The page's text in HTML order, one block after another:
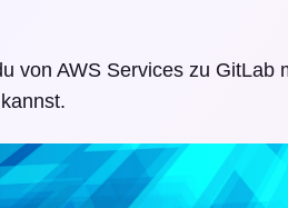
von AWS Services zu GitLab